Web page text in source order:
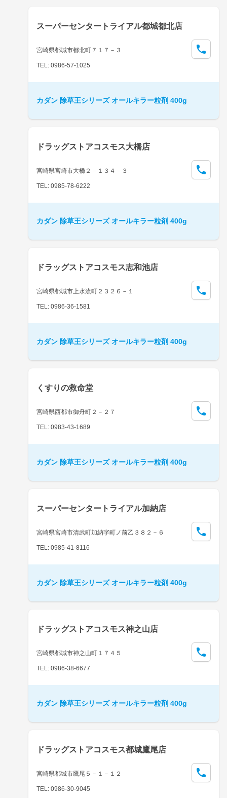
スーパーセンタートライアル都城都北店
宮崎県都城市都北町７１７－３
TEL: 0986-57-1025
カダン 除草王シリーズ オールキラー粒剤 400g
ドラッグストアコスモス大橋店
宮崎県宮崎市大橋２－１３４－３
TEL: 0985-78-6222
カダン 除草王シリーズ オールキラー粒剤 400g
ドラッグストアコスモス志和池店
宮崎県都城市上水流町２３２６－１
TEL: 0986-36-1581
カダン 除草王シリーズ オールキラー粒剤 400g
くすりの救命堂
宮崎県西都市御舟町２－２７
TEL: 0983-43-1689
カダン 除草王シリーズ オールキラー粒剤 400g
スーパーセンタートライアル加納店
宮崎県宮崎市清武町加納字町ノ前乙３８２－６
TEL: 0985-41-8116
カダン 除草王シリーズ オールキラー粒剤 400g
ドラッグストアコスモス神之山店
宮崎県都城市神之山町１７４５
TEL: 0986-38-6677
カダン 除草王シリーズ オールキラー粒剤 400g
ドラッグストアコスモス都城鷹尾店
宮崎県都城市鷹尾５－１－１２
TEL: 0986-30-9045